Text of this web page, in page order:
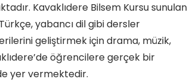
Kavaklıdere Bilsem Kursu sunulan
yabancı dil gibi dersler
geliştirmek için drama, müzik,
öğrencilere gerçek bir
yer vermektedir.